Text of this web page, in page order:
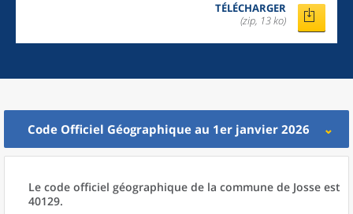
TÉLÉCHARGER
(zip, 13 ko)
Code Officiel Géographique au 1er janvier 2026
Le code officiel géographique de la commune de Josse est
40129.